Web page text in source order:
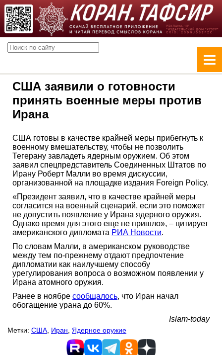
США заявили о готовности
принять военные меры против
Ирана
США готовы в качестве крайней меры прибегнуть к
военному вмешательству, чтобы не позволить
Тегерану завладеть ядерным оружием. Об этом
заявил спецпредставитель Соединенных Штатов по
Ирану Роберт Малли во время дискуссии,
организованной на площадке издания Foreign Policy.
«Президент заявил, что в качестве крайней меры
согласится на военный сценарий, если это поможет
не допустить появление у Ирана ядерного оружия.
Однако время для этого еще не пришло», – цитирует
американского дипломата РИА Новости.
По словам Малли, в американском руководстве
между тем по-прежнему отдают предпочтение
дипломатии как наилучшему способу
урегулирования вопроса о возможном появлении у
Ирана атомного оружия.
Ранее в ноябре сообщалось, что Иран начал
обогащение урана до 60%.
Islam-today
Метки: США Иран Ядерное оружие